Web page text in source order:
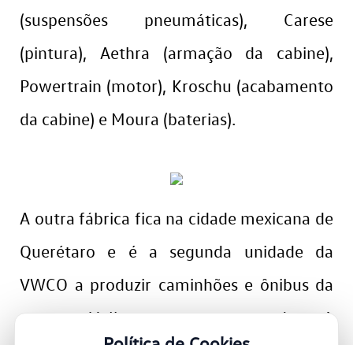
(suspensões pneumáticas), Carese
(pintura), Aethra (armação da cabine),
Powertrain (motor), Kroschu (acabamento
da cabine) e Moura (baterias).
A outra fábrica fica na cidade mexicana de
Querétaro e é a segunda unidade da
VWCO a produzir caminhões e ônibus da
marca Volkswagen no mundo. A